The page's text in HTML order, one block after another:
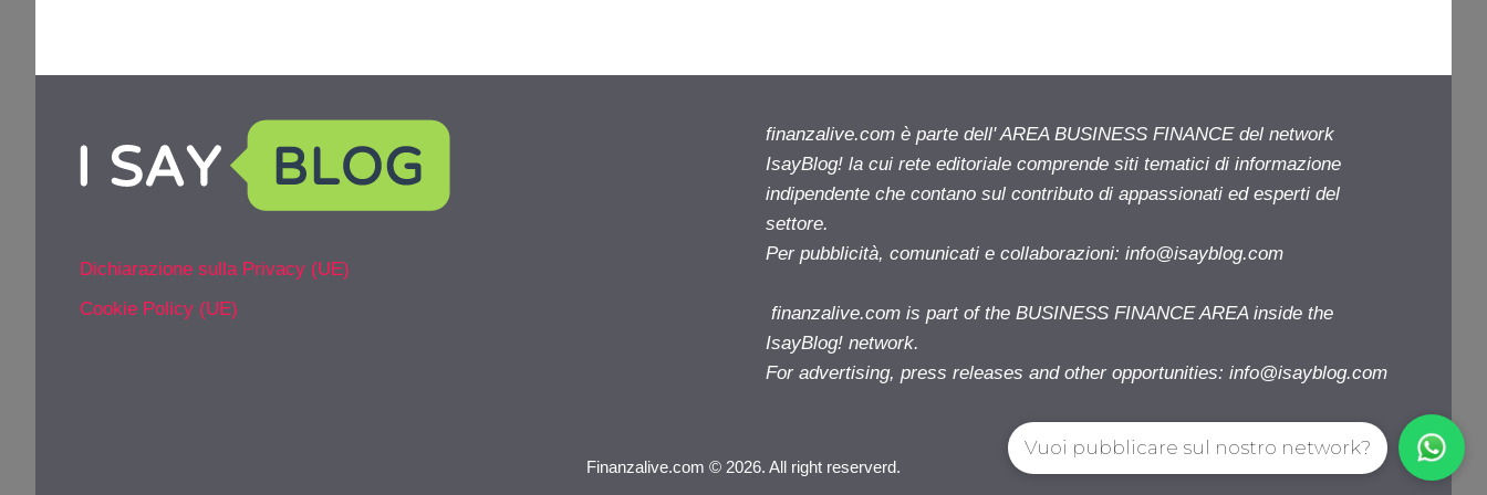
Dichiarazione sulla Privacy (UE)
Cookie Policy (UE)
finanzalive.com è parte dell' AREA BUSINESS FINANCE del network
IsayBlog! la cui rete editoriale comprende siti tematici di informazione
indipendente che contano sul contributo di appassionati ed esperti del
settore.
Per pubblicità, comunicati e collaborazioni: info@isayblog.com
finanzalive.com is part of the BUSINESS FINANCE AREA inside the
IsayBlog! network.
For advertising, press releases and other opportunities: info@isayblog.com
Finanzalive.com © 2026. All right reserverd.
Vuoi pubblicare sul nostro network?